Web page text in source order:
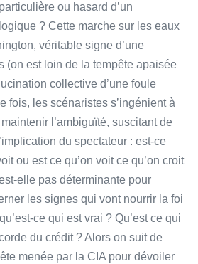
ou hasard d’un
? Cette marche sur les eaux
véritable signe d’une
(on est loin de la tempête apaisée
collective d’une foule
fois, les scénaristes s’ingénient à
l’ambiguïté, suscitant de
du spectateur : est-ce
ou est ce qu’on voit ce qu’on croit
elle pas déterminante pour
les signes qui vont nourrir la foi
ce qui est vrai ? Qu’est ce qui
du crédit ? Alors on suit de
menée par la CIA pour dévoiler